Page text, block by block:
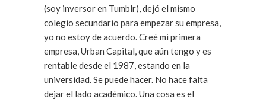
(soy inversor en Tumblr), dejó el mismo
colegio secundario para empezar su empresa,
yo no estoy de acuerdo. Creé mi primera
empresa, Urban Capital, que aún tengo y es
rentable desde el 1987, estando en la
universidad. Se puede hacer. No hace falta
dejar el lado académico. Una cosa es el